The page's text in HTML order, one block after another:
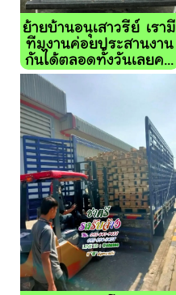
ย้ายบ้านอนุเสาวรีย์ เรามี
ทีมงานค่อยประสานงาน
กันได้ตลอดทั้งวันเลยค...